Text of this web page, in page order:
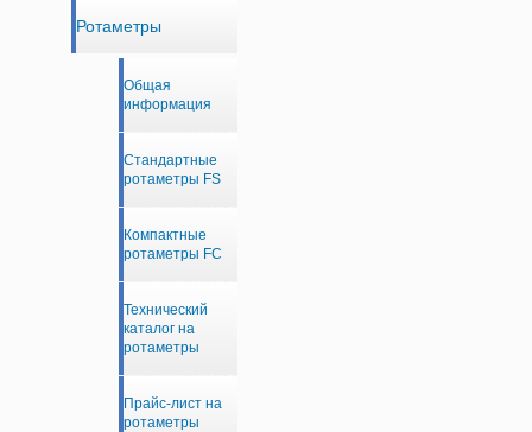
Ротаметры
Общая
информация
Стандартные
ротаметры FS
Компактные
ротаметры FC
Технический
каталог на
ротаметры
Прайс-лист на
ротаметры